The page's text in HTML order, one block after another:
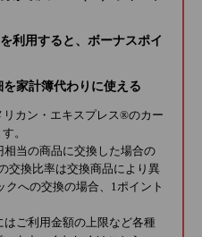
利用すると、ボーナスポイ
家計簿代わりに使える
リカン・エキスプレス®のカー
。
相当の商品に交換した場合の
交換比率は交換商品により異
クへの交換の場合、1ポイント
はご利用金額の上限など各種